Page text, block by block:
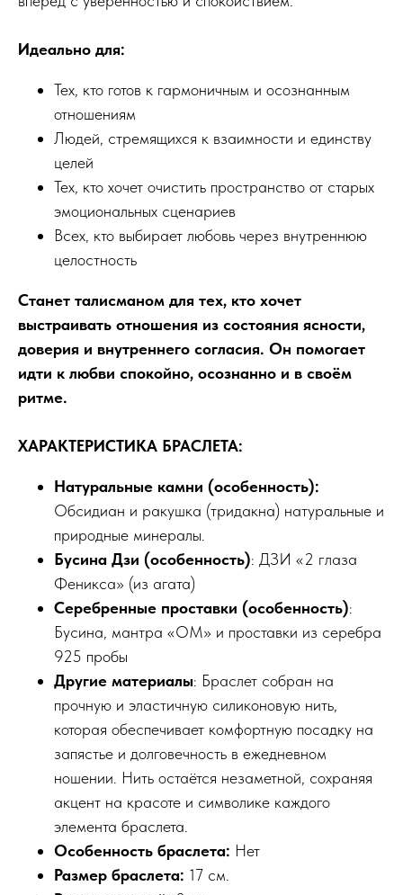
Идеально для:
Тех, кто готов к гармоничным и осознанным
отношениям
Людей, стремящихся к взаимности и единству
целей
Тех, кто хочет очистить пространство от старых
эмоциональных сценариев
Всех, кто выбирает любовь через внутреннюю
целостность
Станет талисманом для тех, кто хочет
выстраивать отношения из состояния ясности,
доверия и внутреннего согласия. Он помогает
идти к любви спокойно, осознанно и в своём
ритме.
ХАРАКТЕРИСТИКА БРАСЛЕТА:
Натуральные камни (особенность):
Обсидиан и ракушка (тридакна) натуральные и
природные минералы.
Бусина Дзи (особенность): ДЗИ «2 глаза
Феникса» (из агата)
Серебренные проставки (особенность):
Бусина, мантра «ОМ» и проставки из серебра
925 пробы
Другие материалы: Браслет собран на
прочную и эластичную силиконовую нить,
которая обеспечивает комфортную посадку на
запястье и долговечность в ежедневном
ношении. Нить остаётся незаметной, сохраняя
акцент на красоте и символике каждого
элемента браслета.
Особенность браслета: Нет
Размер браслета: 17 см.